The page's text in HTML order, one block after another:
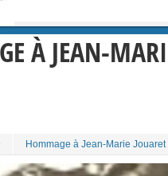
À JEAN-
Hommage à Jean-Marie Jouaret